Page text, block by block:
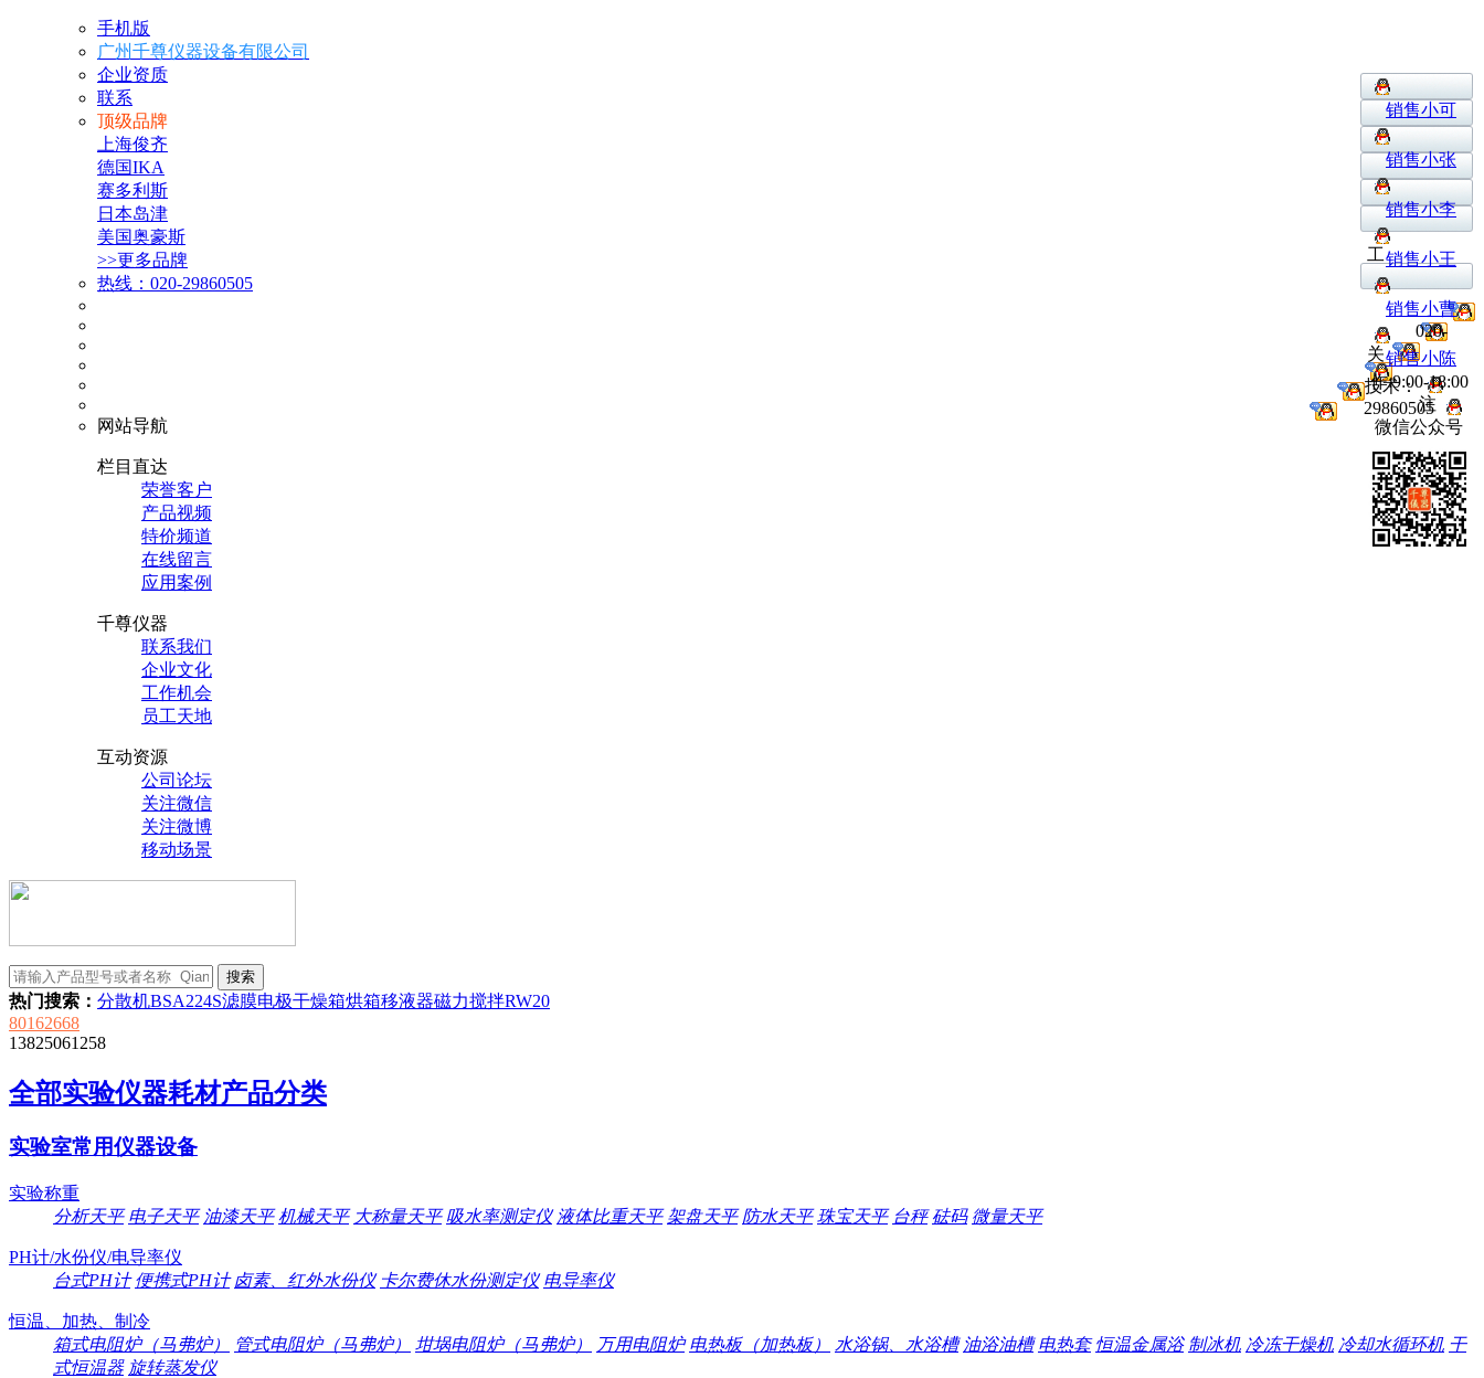
手机版
广州千尊仪器设备有限公司
企业资质
联系
顶级品牌
上海俊齐
德国IKA
赛多利斯
日本岛津
美国奥豪斯
>>更多品牌
热线：020-29860505
网站导航
栏目直达
荣誉客户
产品视频
特价频道
在线留言
应用案例
千尊仪器
联系我们
企业文化
工作机会
员工天地
互动资源
公司论坛
关注微信
关注微博
移动场景
热门搜索： 分散机BSA224S滤膜电极干燥箱烘箱移液器磁力搅拌RW20
80162668
13825061258
全部实验仪器耗材产品分类
实验室常用仪器设备
实验称重
分析天平 电子天平 油漆天平 机械天平 大称量天平 吸水率测定仪 液体比重天平 架盘天平 防水天平 珠宝天平 台秤 砝码 微量天平
PH计/水份仪/电导率仪
台式PH计 便携式PH计 卤素、红外水份仪 卡尔费休水份测定仪 电导率仪
恒温、加热、制冷
箱式电阻炉（马弗炉）
管式电阻炉（马弗炉） 坩埚电阻炉（马弗炉） 万用电阻炉 电热板（加热板） 水浴锅、水浴槽 油浴油槽 电热套 恒温金属浴 制冰机 冷冻干燥机 冷却水循环机 干
式恒温器 旋转蒸发仪
销售小可
销售小张
销售小李
销售小王
销售小曹
销售小陈
工
作:9:00-18:00
技术：
020-
29860505
关
注
微信公众号